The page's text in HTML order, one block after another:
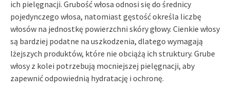
ich pielęgnacji. Grubość włosa odnosi się do średnicy
pojedynczego włosa, natomiast gęstość określa liczbę
włosów na jednostkę powierzchni skóry głowy. Cienkie włosy
są bardziej podatne na uszkodzenia, dlatego wymagają
lżejszych produktów, które nie obciążą ich struktury. Grube
włosy z kolei potrzebują mocniejszej pielęgnacji, aby
zapewnić odpowiednią hydratację i ochronę.